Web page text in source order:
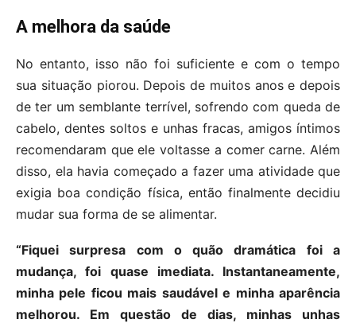
A melhora da saúde
No entanto, isso não foi suficiente e com o tempo
sua situação piorou. Depois de muitos anos e depois
de ter um semblante terrível, sofrendo com queda de
cabelo, dentes soltos e unhas fracas, amigos íntimos
recomendaram que ele voltasse a comer carne. Além
disso, ela havia começado a fazer uma atividade que
exigia boa condição física, então finalmente decidiu
mudar sua forma de se alimentar.
“Fiquei surpresa com o quão dramática foi a
mudança, foi quase imediata. Instantaneamente,
minha pele ficou mais saudável e minha aparência
melhorou. Em questão de dias, minhas unhas